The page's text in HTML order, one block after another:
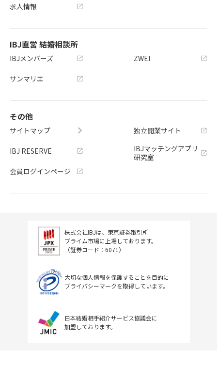
求人情報
IBJ直営 結婚相談所
IBJメンバーズ
サンマリエ
ZWEI
その他
サイトマップ
IBJ RESERVE
会員ログインページ
独立開業サイト
IBJマッチングアプリ
研究室
株式会社IBJは、東京証券取引所
プライム市場に上場しております。
（証券コード：6071）
大切な個人情報を保護することを目的に
プライバシーマークを取得しています。
日本結婚相手紹介サービス協議会に
加盟しております。